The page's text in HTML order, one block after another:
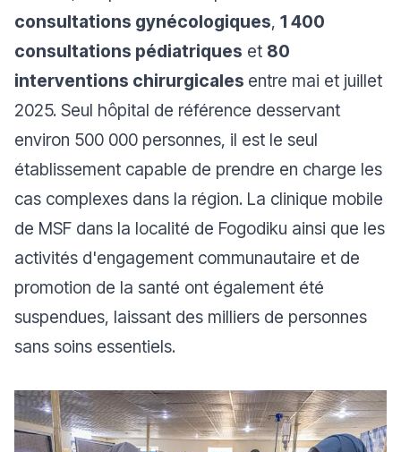
consultations gynécologiques, 1 400
consultations pédiatriques et 80
interventions chirurgicales entre mai et juillet
2025. Seul hôpital de référence desservant
environ 500 000 personnes, il est le seul
établissement capable de prendre en charge les
cas complexes dans la région. La clinique mobile
de MSF dans la localité de Fogodiku ainsi que les
activités d'engagement communautaire et de
promotion de la santé ont également été
suspendues, laissant des milliers de personnes
sans soins essentiels.